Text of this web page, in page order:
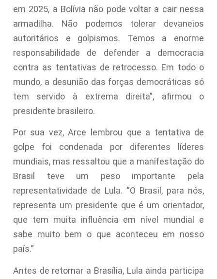
em 2025, a Bolívia não pode voltar a cair nessa
armadilha. Não podemos tolerar devaneios
autoritários e golpismos. Temos a enorme
responsabilidade de defender a democracia
contra as tentativas de retrocesso. Em todo o
mundo, a desunião das forças democráticas só
tem servido à extrema direita”, afirmou o
presidente brasileiro.
Por sua vez, Arce lembrou que a tentativa de
golpe foi condenada por diferentes líderes
mundiais, mas ressaltou que a manifestação do
Brasil teve um peso importante pela
representatividade de Lula. “O Brasil, para nós,
representa um presidente que é um orientador,
que tem muita influência em nível mundial e
sabe muito bem o que aconteceu em nosso
país.”
Antes de retornar a Brasília, Lula ainda participa